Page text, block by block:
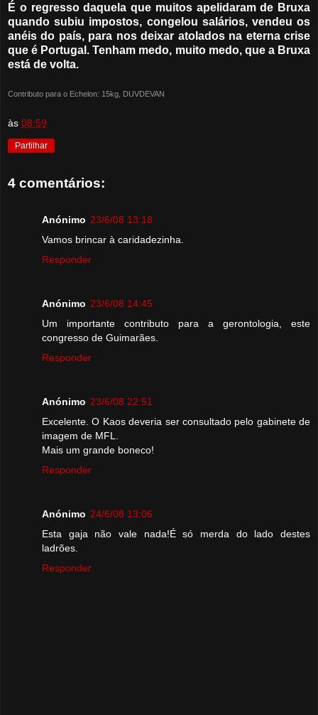
É o regresso daquela que muitos apelidaram de Bruxa
quando subiu impostos, congelou salários, vendeu os
anéis do país, para nos deixar atolados na eterna crise
que é Portugal. Tenham medo, muito medo, que a Bruxa
está de volta.
Contributo para o Echelon: 15kg, DUVDEVAN
às 08:59
Partilhar
4 comentários:
Anónimo 23/6/08 13:18
Vamos brincar à caridadezinha.
Responder
Anónimo 23/6/08 14:45
Um importante contributo para a gerontologia, este
congresso de Guimarães.
Responder
Anónimo 23/6/08 22:51
Excelente. O Kaos deveria ser consultado pelo gabinete de
imagem de MFL.
Mais um grande boneco!
Responder
Anónimo 24/6/08 13:06
Esta gaja não vale nada!É só merda do lado destes
ladrões.
Responder